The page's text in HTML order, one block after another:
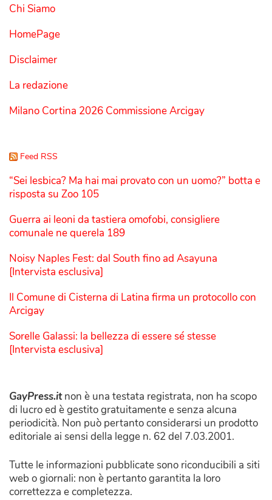
Chi Siamo
HomePage
Disclaimer
La redazione
Milano Cortina 2026 Commissione Arcigay
Feed RSS
“Sei lesbica? Ma hai mai provato con un uomo?” botta e
risposta su Zoo 105
Guerra ai leoni da tastiera omofobi, consigliere
comunale ne querela 189
Noisy Naples Fest: dal South fino ad Asayuna
[Intervista esclusiva]
Il Comune di Cisterna di Latina firma un protocollo con
Arcigay
Sorelle Galassi: la bellezza di essere sé stesse
[Intervista esclusiva]
GayPress.itnon è una testata registrata, non ha scopo
di lucro ed è gestito gratuitamente e senza alcuna
periodicità. Non può pertanto considerarsi un prodotto
editoriale ai sensi della legge n. 62 del 7.03.2001.
Tutte le informazioni pubblicate sono riconducibili a siti
web o giornali: non è pertanto garantita la loro
correttezza e completezza.